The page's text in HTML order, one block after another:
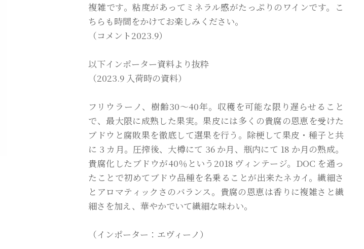
複雑です。粘度があってミネラル感がたっぷりのワインです。こ
ちらも時間をかけてお楽しみください。
（コメント2023.9）
以下インポーター資料より抜粋
（2023.9 入荷時の資料）
フリウラーノ、樹齢30～40年。収穫を可能な限り遅らせること
で、最大限に成熟した果実。果皮には多くの貴腐の恩恵を受けた
ブドウと腐敗果を徹底して選果を行う。除梗して果皮・種子と共
に 3 カ月。圧搾後、大樽にて 36 か月、瓶内にて 18 か月の熟成。
貴腐化したブドウが40％という2018 ヴィンテージ。DOC を通っ
たことで初めてブドウ品種を名乗ることが出来たネカイ。繊細さ
とアロマティックさのバランス。貴腐の恩恵は香りに複雑さと繊
細さを加え、華やかでいて繊細な味わい。
（インポーター：エヴィーノ）